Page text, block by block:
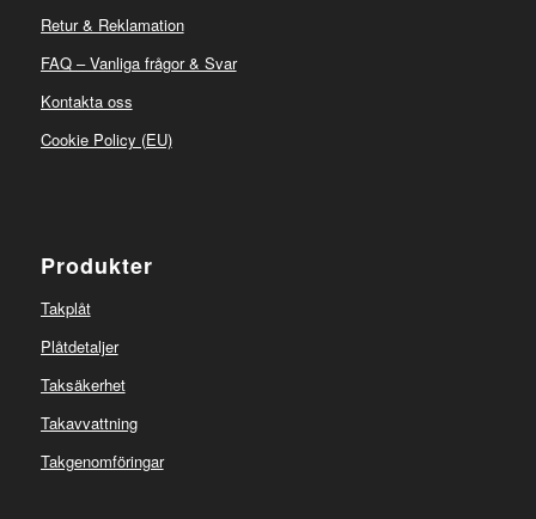
Retur & Reklamation
FAQ – Vanliga frågor & Svar
Kontakta oss
Cookie Policy (EU)
Produkter
Takplåt
Plåtdetaljer
Taksäkerhet
Takavvattning
Takgenomföringar